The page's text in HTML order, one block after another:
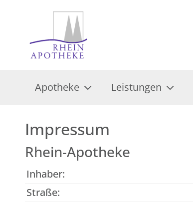
Apotheke Leistungen
Impressum
Rhein-Apotheke
Inhaber:
Straße: